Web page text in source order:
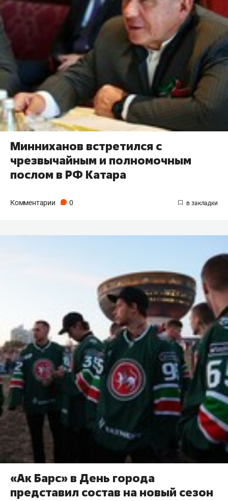
Минниханов встретился с
чрезвычайным и полномочным
послом в РФ Катара
Комментарии 0
«Ак Барс» в День города
представил состав на новый сезон